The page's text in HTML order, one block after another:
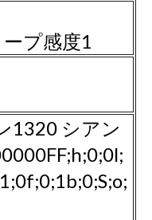
プ感度1
1320 シアン